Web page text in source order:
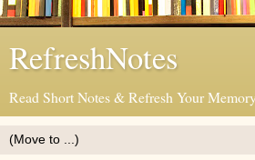
RefreshNotes
Read Short Notes & Refresh Your